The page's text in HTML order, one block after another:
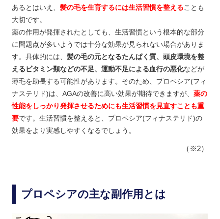
あるとはいえ、 髪の毛を生育するには生活習慣を整えることも
大切です。
薬の作用が発揮されたとしても、生活習慣という根本的な部分
に問題点が多いようでは十分な効果が見られない場合がありま
す。具体的には、 髪の毛の元となるたんぱく質、頭皮環境を整
えるビタミン類などの不足、運動不足による血行の悪化などが
薄毛を助長する可能性があります。そのため、プロペシア(フィ
ナステリド)は、AGAの改善に高い効果が期待できますが、 薬の
性能をしっかり発揮させるためにも生活習慣を見直すことも重
要です。生活習慣を整えると、プロペシア(フィナステリド)の
効果をより実感しやすくなるでしょう。
（※2）
プロペシアの主な副作用とは